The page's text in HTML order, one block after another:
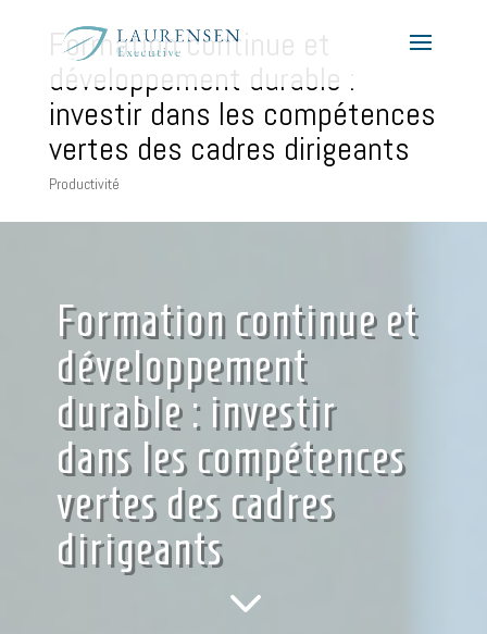
Formation continue et
développement durable :
investir dans les compétences
vertes des cadres dirigeants
Productivité
Formation continue et
développement
durable : investir
dans les compétences
vertes des cadres
dirigeants
3